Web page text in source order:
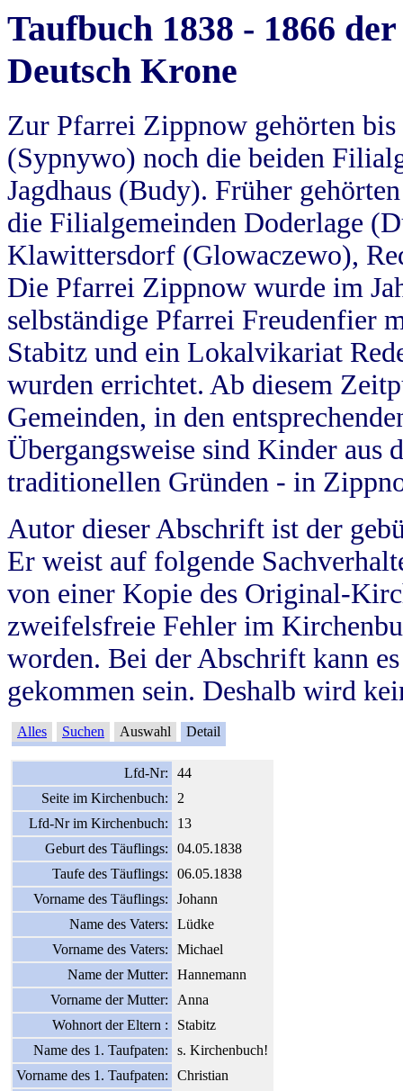
Taufbuch 1838 - 1866
Deutsch Krone
Zur Pfarrei Zippnow gehörten
(Sypnywo) noch die beiden
Jagdhaus (Budy). Früher
die Filialgemeinden Doderlage
Klawittersdorf (Glowaczewo),
Die Pfarrei Zippnow wurde im
selbständige Pfarrei Freudenfier
Stabitz und ein Lokalvikariat
wurden errichtet. Ab diesem
Gemeinden, in den
Übergangsweise sind Kinder aus
traditionellen Gründen - in
Autor dieser Abschrift ist der
Er weist auf folgende
von einer Kopie des Original-
zweifelsfreie Fehler im
worden. Bei der Abschrift kann
gekommen sein. Deshalb wird
Alles Suchen Auswahl Detail
Lfd-Nr:
44
Seite im Kirchenbuch:
2
Lfd-Nr im Kirchenbuch:
13
Geburt des Täuflings:
04.05.1838
Taufe des Täuflings:
06.05.1838
Vorname des Täuflings:
Johann
Name des Vaters:
Lüdke
Vorname des Vaters:
Michael
Name der Mutter:
Hannemann
Vorname der Mutter:
Anna
Wohnort der Eltern :
Stabitz
Name des 1. Taufpaten:
s. Kirchenbuch!
Vorname des 1. Taufpaten:
Christian